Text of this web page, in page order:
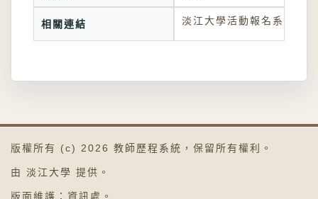
相關連結 淡江大學活動報名系統連結
版權所有 (c) 2026 教師歷程系統 ，保留所有權利。
由 淡江大學 提供。
版面維護： 資訊處 。